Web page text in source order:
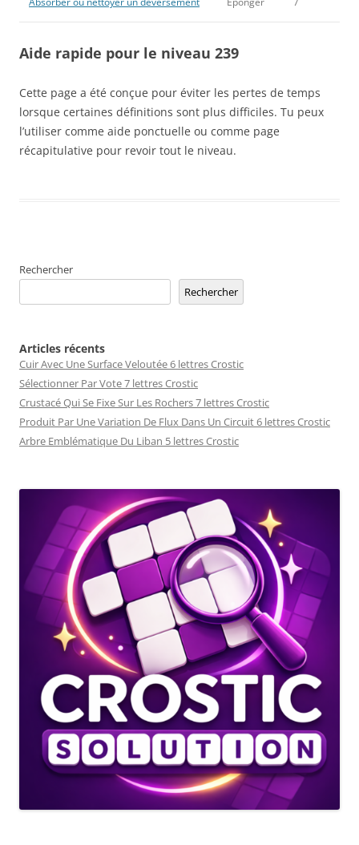
Aide rapide pour le niveau 239
Cette page a été conçue pour éviter les pertes de temps
lorsque certaines définitions sont plus difficiles. Tu peux
l’utiliser comme aide ponctuelle ou comme page
récapitulative pour revoir tout le niveau.
Rechercher
Rechercher
Articles récents
Cuir Avec Une Surface Veloutée 6 lettres Crostic
Sélectionner Par Vote 7 lettres Crostic
Crustacé Qui Se Fixe Sur Les Rochers 7 lettres Crostic
Produit Par Une Variation De Flux Dans Un Circuit 6 lettres Crostic
Arbre Emblématique Du Liban 5 lettres Crostic